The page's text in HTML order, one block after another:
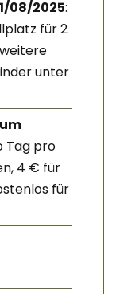
08/2025:
für 2
unter
Tag pro
4 € für
für